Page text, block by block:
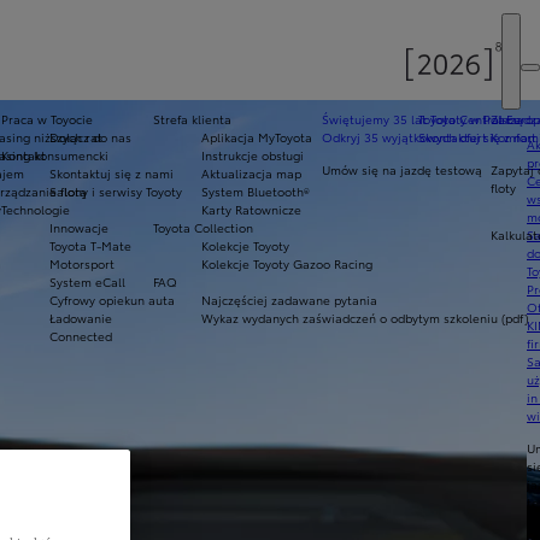
Świętujemy 35 lat Toyoty w Polsce
Odkryj 35 wyjątkowych ofert
Umów się na jazdę testową
Praca w Toyocie
Dołącz do nas
Kontakt
Skontaktuj się z nami
Salony i serwisy Toyoty
Technologie
Innowacje
Toyota T-Mate
Motorsport
System eCall
Cyfrowy opiekun auta
Ładowanie
Connected
Toyota Central
Skontaktuj się z
niższych rat
konsumencki
flotą
Komfort
Zapytaj
floty
Strefa klienta
Aplikacja MyToyota
Instrukcje obsługi
Aktualizacja map
System Bluetooth®
Karty Ratownicze
Toyota Collection
Kolekcje Toyoty
Kolekcje Toyoty Gazoo Racing
FAQ
Najczęściej zadawane pytania
Wykaz wydanych zaświadczeń o odbytym szkoleniu (pdf)